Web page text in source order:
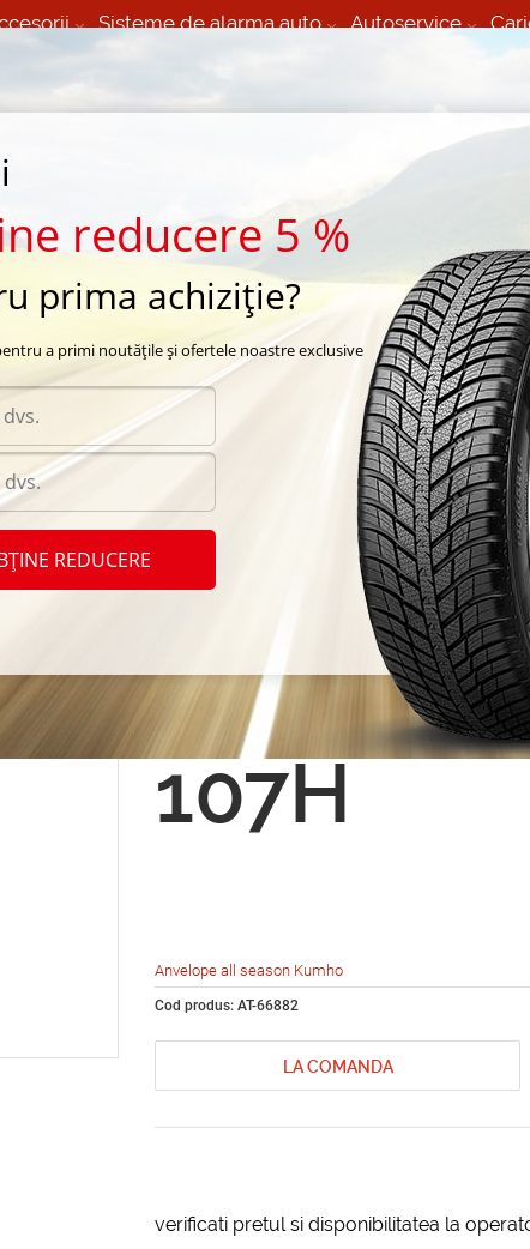
Sisteme de alarma auto Autoservice
Venture APT KL51 Kumho Road Venture APT KL51 245/70 R16 107H
season
Road
KL51
107H
Anvelope all season Kumho
Cod produs: AT-66882
LA COMANDA
verificati pretul si disponibilitatea la
reducere 5 %
prima achiziție?
a primi noutățile și ofertele noastre exclusive
REDUCERE